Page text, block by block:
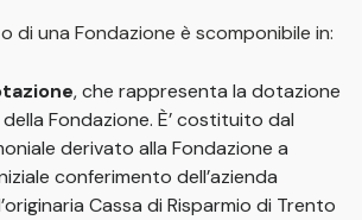
di una Fondazione è scomponibile in:
, che rappresenta la dotazione
Fondazione. È’ costituito dal
derivato alla Fondazione a
conferimento dell’azienda
Cassa di Risparmio di Trento